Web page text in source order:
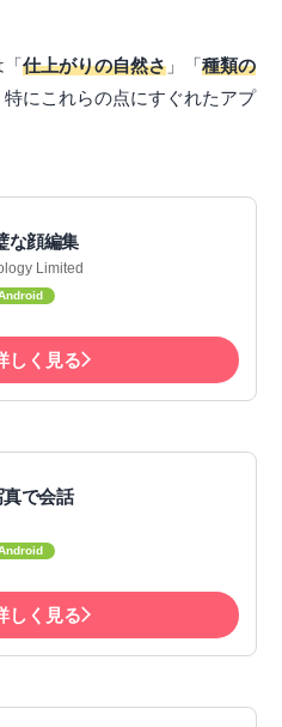
「仕上がりの自然さ 」「種類の
特にこれらの点にすぐれたアプ
な顔編集
Limited
しく見る
で会話
しく見る